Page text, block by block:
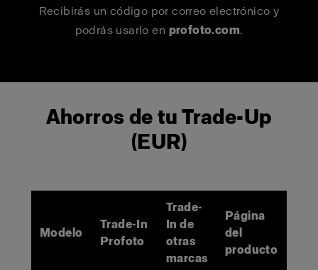
Recibirás un código por correo electrónico y
podrás usarlo en profoto.com.
Ahorros de tu Trade-Up
(EUR)
Modelo
Trade-In
Profoto
Trade-
In de
otras
marcas
Página
del
producto